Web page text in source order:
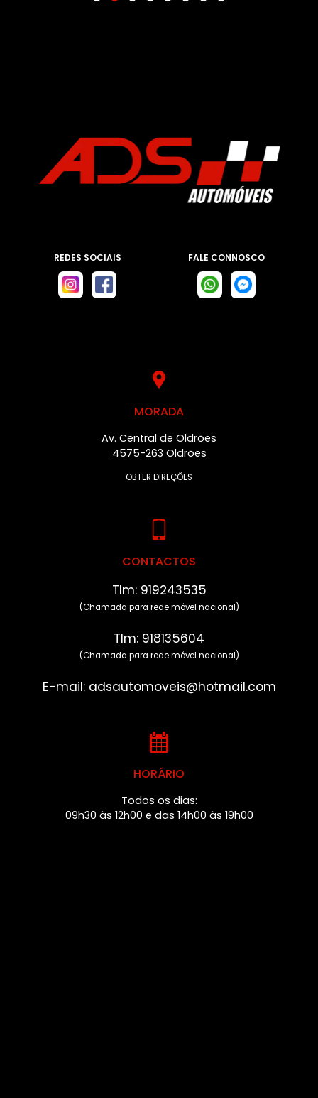
REDES SOCIAIS FALE CONNOSCO
MORADA
Av. Central de Oldrões
4575-263 Oldrões
OBTER DIREÇÕES
CONTACTOS
Tlm: 919243535
(Chamada para rede móvel nacional)
Tlm: 918135604
(Chamada para rede móvel nacional)
E-mail: adsautomoveis@hotmail.com
HORÁRIO
Todos os dias:
09h30 às 12h00 e das 14h00 às 19h00